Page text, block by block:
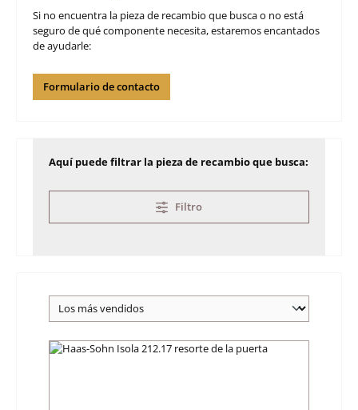
Si no encuentra la pieza de recambio que busca o no está
seguro de qué componente necesita, estaremos encantados
de ayudarle:
Formulario de contacto
Aquí puede filtrar la pieza de recambio que busca:
Filtro